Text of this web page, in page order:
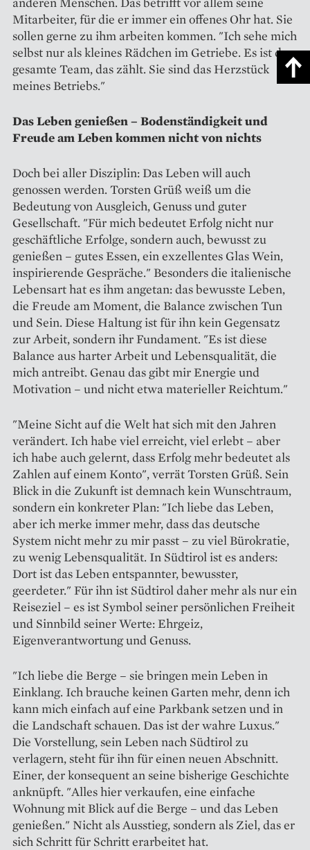
Mitarbeiter, für die er immer ein offenes Ohr hat. Sie
sollen gerne zu ihm arbeiten kommen. "Ich sehe mich
selbst nur als kleines Rädchen im Getriebe. Es ist das
gesamte Team, das zählt. Sie sind das Herzstück
meines Betriebs."
Das Leben genießen – Bodenständigkeit und
Freude am Leben kommen nicht von nichts
Doch bei aller Disziplin: Das Leben will auch
genossen werden. Torsten Grüß weiß um die
Bedeutung von Ausgleich, Genuss und guter
Gesellschaft. "Für mich bedeutet Erfolg nicht nur
geschäftliche Erfolge, sondern auch, bewusst zu
genießen – gutes Essen, ein exzellentes Glas Wein,
inspirierende Gespräche." Besonders die italienische
Lebensart hat es ihm angetan: das bewusste Leben,
die Freude am Moment, die Balance zwischen Tun
und Sein. Diese Haltung ist für ihn kein Gegensatz
zur Arbeit, sondern ihr Fundament. "Es ist diese
Balance aus harter Arbeit und Lebensqualität, die
mich antreibt. Genau das gibt mir Energie und
Motivation – und nicht etwa materieller Reichtum."
"Meine Sicht auf die Welt hat sich mit den Jahren
verändert. Ich habe viel erreicht, viel erlebt – aber
ich habe auch gelernt, dass Erfolg mehr bedeutet als
Zahlen auf einem Konto", verrät Torsten Grüß. Sein
Blick in die Zukunft ist demnach kein Wunschtraum,
sondern ein konkreter Plan: "Ich liebe das Leben,
aber ich merke immer mehr, dass das deutsche
System nicht mehr zu mir passt – zu viel Bürokratie,
zu wenig Lebensqualität. In Südtirol ist es anders:
Dort ist das Leben entspannter, bewusster,
geerdeter." Für ihn ist Südtirol daher mehr als nur ein
Reiseziel – es ist Symbol seiner persönlichen Freiheit
und Sinnbild seiner Werte: Ehrgeiz,
Eigenverantwortung und Genuss.
"Ich liebe die Berge – sie bringen mein Leben in
Einklang. Ich brauche keinen Garten mehr, denn ich
kann mich einfach auf eine Parkbank setzen und in
die Landschaft schauen. Das ist der wahre Luxus."
Die Vorstellung, sein Leben nach Südtirol zu
verlagern, steht für ihn für einen neuen Abschnitt.
Einer, der konsequent an seine bisherige Geschichte
anknüpft. "Alles hier verkaufen, eine einfache
Wohnung mit Blick auf die Berge – und das Leben
genießen." Nicht als Ausstieg, sondern als Ziel, das er
sich Schritt für Schritt erarbeitet hat.